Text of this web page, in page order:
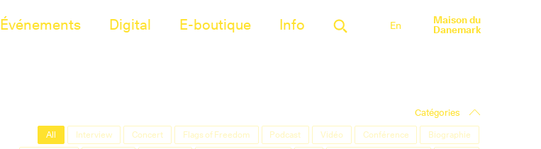
Événements Digital E-boutique Info En Maison du
Danemark
Catégories
All Interview Concert Flags of Freedom Podcast Vidéo Conférence
Biographie